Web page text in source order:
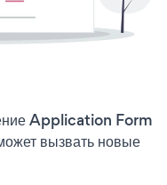
Application Form
вызвать новые